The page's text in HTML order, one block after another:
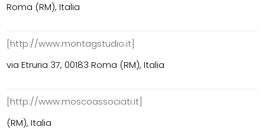
Roma (RM), Italia
[http://www.montagstudio.it]
via Etruria 37, 00183 Roma (RM), Italia
[http://www.moscoassociati.it]
(RM), Italia